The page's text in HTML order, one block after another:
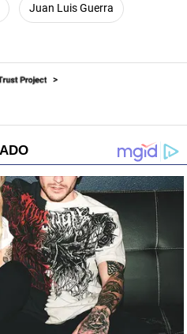
Juan Luis Guerra